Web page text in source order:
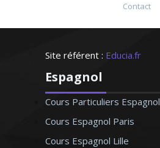
Contact
Site référent : Educia.fr
Espagnol
Cours Particuliers Espagnol
Cours Espagnol Paris
Cours Espagnol Lille